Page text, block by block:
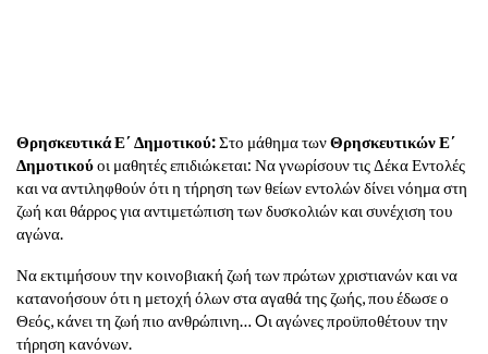
Θρησκευτικά Ε΄ Δημοτικού:Στο μάθημα τωνΘρησκευτικών Ε΄
Δημοτικούοι μαθητές επιδιώκεται: Να γνωρίσουν τις Δέκα Εντολές
και να αντιληφθούν ότι η τήρηση των θείων εντολών δίνει νόημα στη
ζωή και θάρρος για αντιμετώπιση των δυσκολιών και συνέχιση του
αγώνα.
Να εκτιμήσουν την κοινοβιακή ζωή των πρώτων χριστιανών και να
κατανοήσουν ότι η μετοχή όλων στα αγαθά της ζωής, που έδωσε ο
Θεός, κάνει τη ζωή πιο ανθρώπινη… Oι αγώνες προϋποθέτουν την
τήρηση κανόνων.